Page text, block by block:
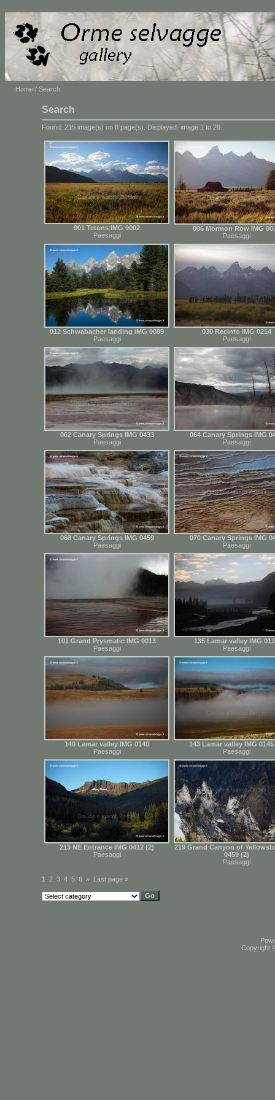
Home / Search
Search
Found: 215 image(s) on 8 page(s). Displayed: image 1 to 28.
001 Tetons IMG 0002
Paesaggi
006 Mormon Row IMG
Paesaggi
012 Schwabacher landing IMG 0089
Paesaggi
030 Recinto IMG 0214
Paesaggi
062 Canary Springs IMG 0433
Paesaggi
064 Canary Springs IMG
Paesaggi
068 Canary Springs IMG 0459
Paesaggi
070 Canary Springs IMG
Paesaggi
101 Grand Prysmatic IMG 0013
Paesaggi
135 Lamar valley IMG
Paesaggi
140 Lamar valley IMG 0140
Paesaggi
143 Lamar valley IMG 0145
Paesaggi
213 NE Entrance IMG 0412 (2)
Paesaggi
219 Grand Canyon of
0459 (2)
Paesaggi
1 2 3 4 5 6 » Last page »
Copyright